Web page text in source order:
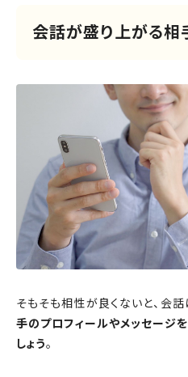
会話が盛り上がる相
そもそも相性が良くないと、会話
手のプロフィールやメッセージ
しょう。